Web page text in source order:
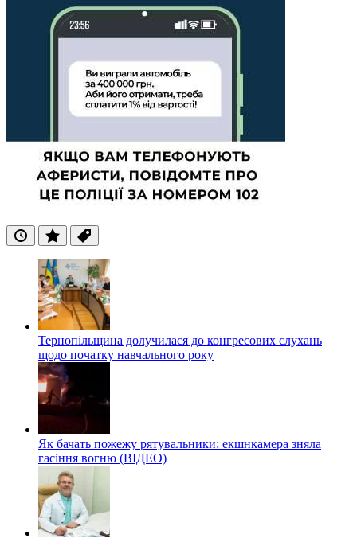
ОстанніПопулярні
Теги
Тернопільщина долучилася до конгресових слухань
щодо початку навчального року
Як бачать пожежу рятувальники: екшнкамера зняла
гасіння вогню (ВІДЕО)